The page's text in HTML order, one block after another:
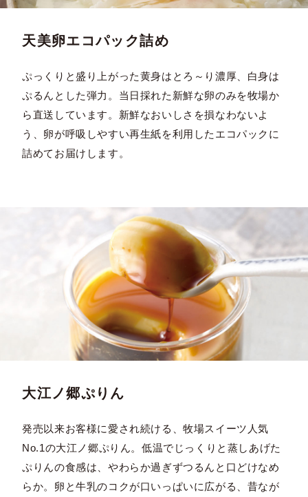
天美卵エコパック詰め
ぷっくりと盛り上がった黄身はとろ～り濃厚、白身は
ぷるんとした弾力。当日採れた新鮮な卵のみを牧場か
ら直送しています。新鮮なおいしさを損なわないよ
う、卵が呼吸しやすい再生紙を利用したエコパックに
詰めてお届けします。
大江ノ郷ぷりん
発売以来お客様に愛され続ける、牧場スイーツ人気
No.1の大江ノ郷ぷりん。低温でじっくりと蒸しあげた
ぷりんの食感は、やわらか過ぎずつるんと口どけなめ
らか。卵と牛乳のコクが口いっぱいに広がる、昔なが